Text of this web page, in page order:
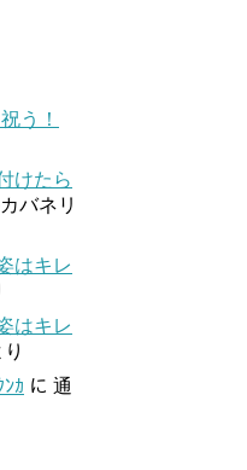
う！
けたら
バネリ
はキレ
はキレ
り
ｶ に 通